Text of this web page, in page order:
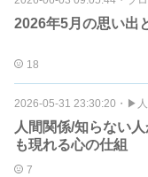
2026年5月の思い出
18
2026-05-31 23:30:20 ・ ▶︎人
人間関係/知らない
も現れる心の仕組
7